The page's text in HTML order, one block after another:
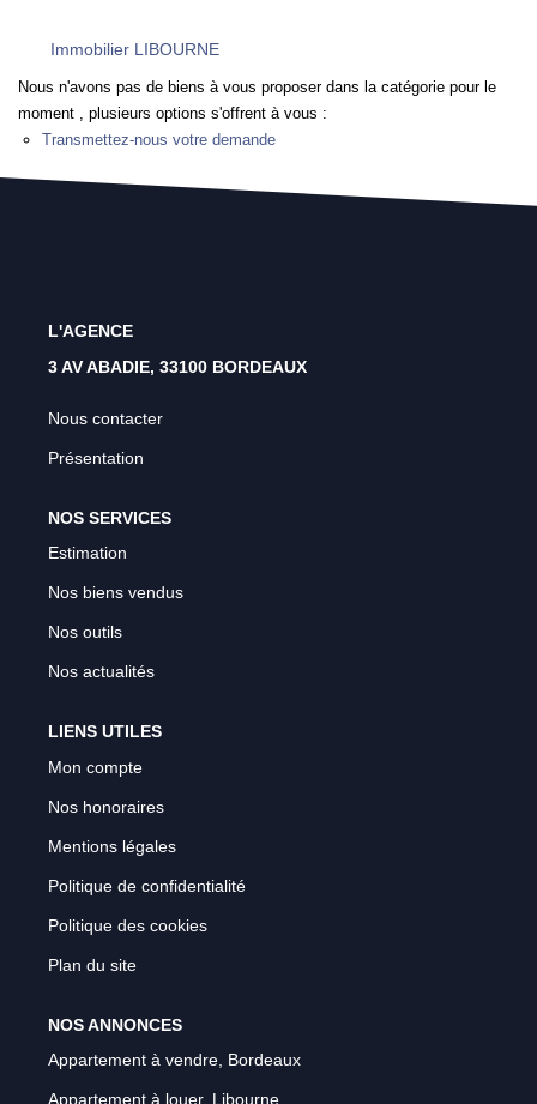
Rénovation Énergétique
Syndic
Gestion Locative
Immobilier LIBOURNE
Nous n'avons pas de biens à vous proposer dans la catégorie pour le
moment , plusieurs options s'offrent à vous :
Transmettez-nous votre demande
L'AGENCE
3 AV ABADIE, 33100 BORDEAUX
Nous contacter
Présentation
NOS SERVICES
Estimation
Nos biens vendus
Nos outils
Nos actualités
LIENS UTILES
Mon compte
Nos honoraires
Mentions légales
Politique de confidentialité
Politique des cookies
Plan du site
NOS ANNONCES
Appartement à vendre, Bordeaux
Appartement à louer, Libourne